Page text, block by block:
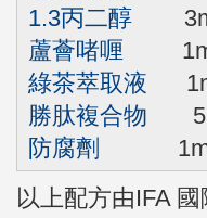
1.3丙二醇
蘆薈啫喱
綠茶萃取液
勝肽複合物
防腐劑
以上配方由IFA